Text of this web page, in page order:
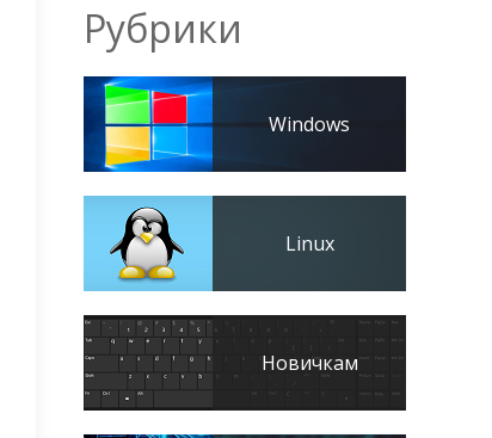
Рубрики
Windows
Linux
Новичкам